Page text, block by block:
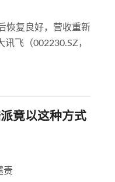
恢复良好，营收重新
飞（002230.SZ，
竟以这种方式
责